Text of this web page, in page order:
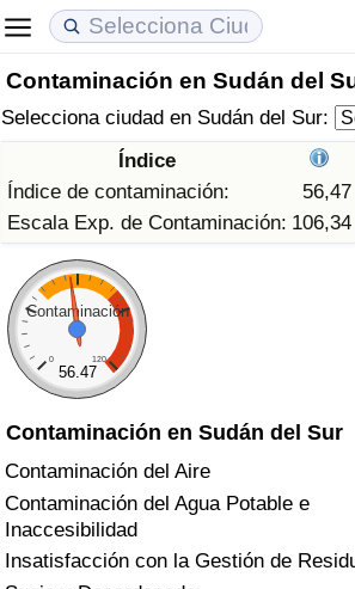
Contaminación en Sudán del
Selecciona ciudad en Sudán del Sur:
Índice
Índice de contaminación:
56,47
Escala Exp. de Contaminación: 106,34
Contaminación
0 120
56.47
Contaminación en Sudán del Sur
Contaminación del Aire
Contaminación del Agua Potable e
Inaccesibilidad
Insatisfacción con la Gestión de
Coste de vida
Índice de Costo de Vida (Actual)
Índice de Costo de Vida
Índice de costo de vida por país
en aqaba
Precios de las propiedades
Índice de Precios de Inmuebles
Índice de Precios de Inmuebles
Índice de Precios de Inmuebles por
Calidad de Vida
Índice de Calidad de Vida
Índice de Calidad de Vida (Actual)
Índice de calidad de vida por país
Delincuencia
Calificación del Índice de Criminalidad
(Actual)
Índice de Criminalidad